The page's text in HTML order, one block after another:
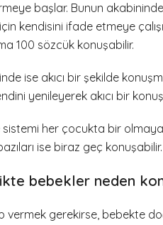
başlar. Bunun
kendisini ifade etmeye
100 sözcük konuşabilir.
ise akıcı bir şekilde
yenileyerek akıcı bir
her çocukta bir olmaya
ise biraz geç
bebekler neden
vermek gerekirse, bebekte